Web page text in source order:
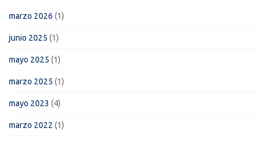
marzo 2026 (1)
junio 2025 (1)
mayo 2025 (1)
marzo 2025 (1)
mayo 2023 (4)
marzo 2022 (1)